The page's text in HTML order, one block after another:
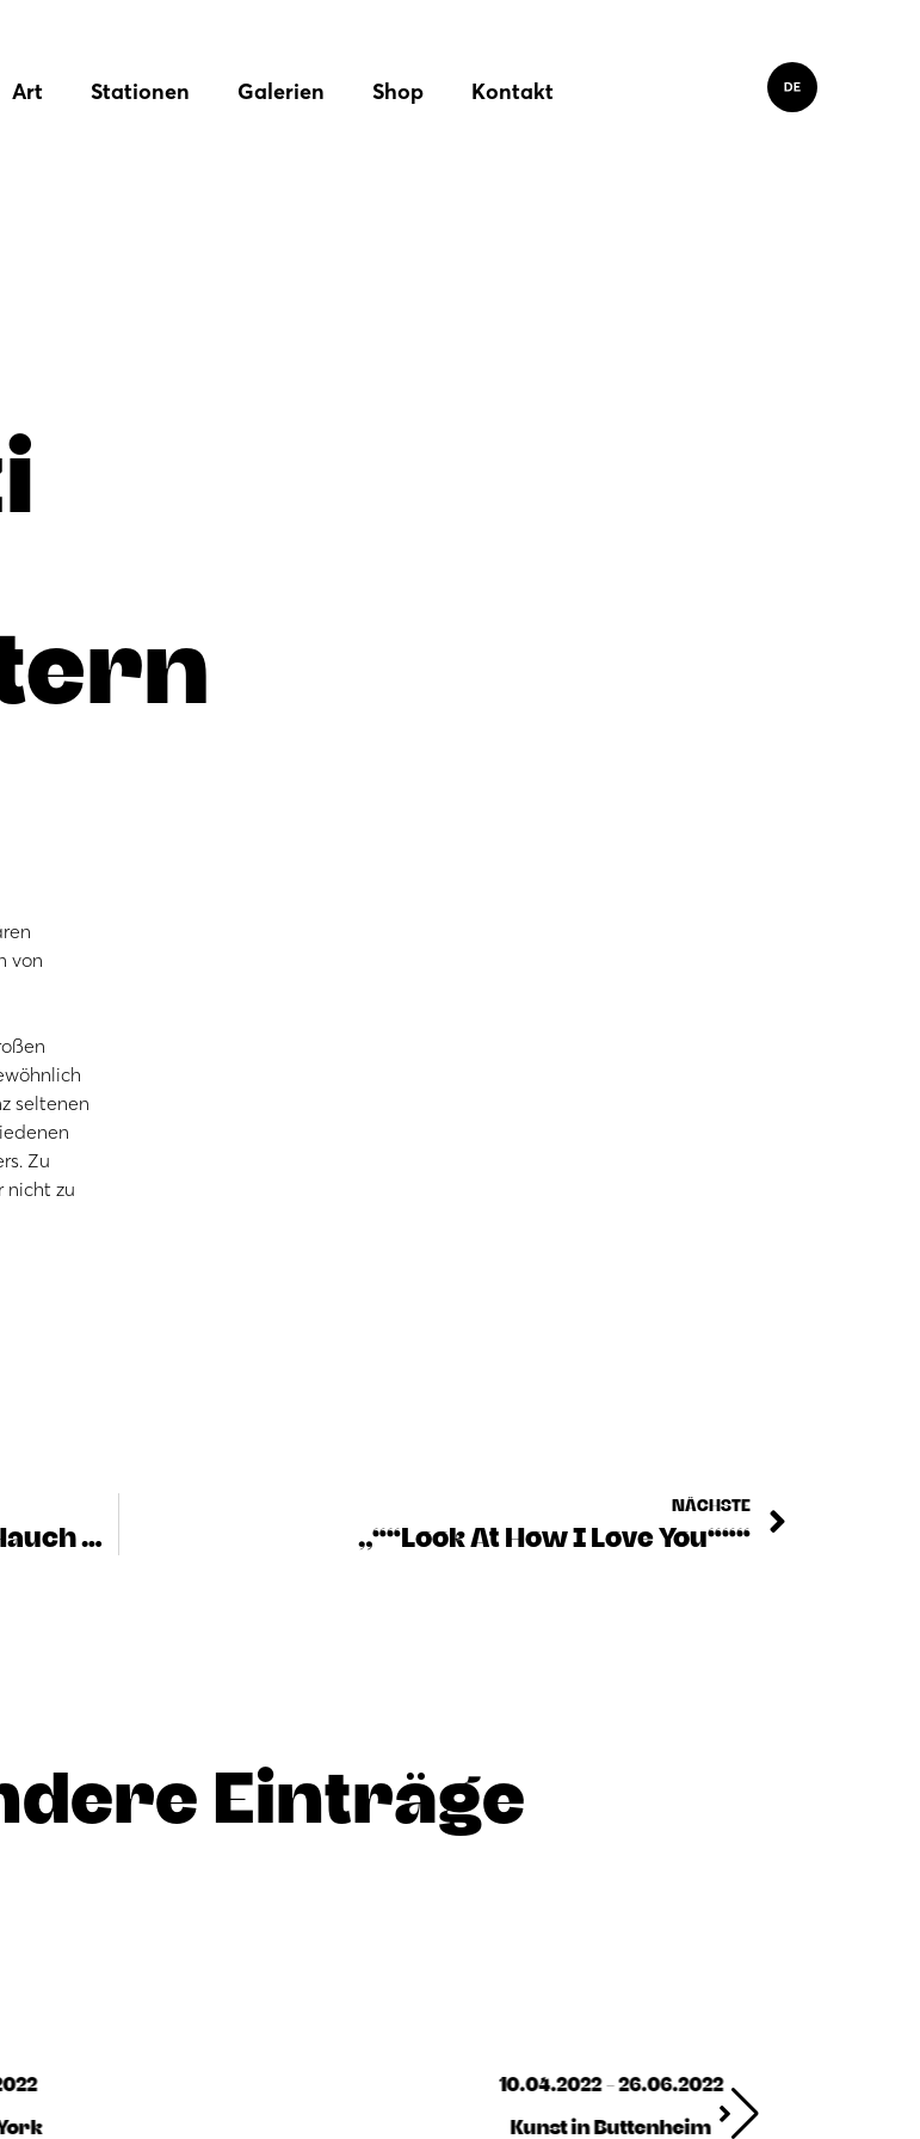
Art Stationen Galerien Shop Kontakt
von
seltenen
Zu
nicht zu
Umbrisch-Provenzalisch mit einem Hauch Pop Art
NÄCHSTE
„““Look At How I Love You“““
Einträge
10.04.2022 - 26.06.2022
Kunst in Buttenheim